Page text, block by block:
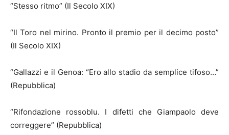
“Stesso ritmo” (Il Secolo XIX)
“Il Toro nel mirino. Pronto il premio per il decimo posto”
(Il Secolo XIX)
“Gallazzi e il Genoa: “Ero allo stadio da semplice tifoso…”
(Repubblica)
“Rifondazione rossoblu. I difetti che Giampaolo deve
correggere” (Repubblica)